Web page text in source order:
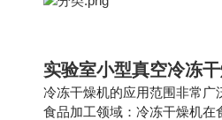
实验室小型真空冷冻
冷冻干燥机的应用范围非常广
食品加工领域：冷冻干燥机